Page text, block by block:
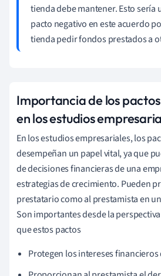
tienda debe mantener. Esto sería
pacto negativo en este acuerdo
tienda pedir fondos prestados a
Importancia de los
en los estudios
En los estudios empresariales, los
desempeñan un papel vital, ya que
de decisiones financieras de una
estrategias de crecimiento. Pueden
prestatario como al prestamista en
Son importantes desde la
que estos pactos
Protegen los intereses